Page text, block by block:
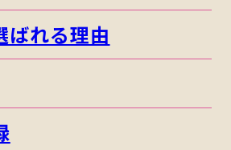
ばれる理由